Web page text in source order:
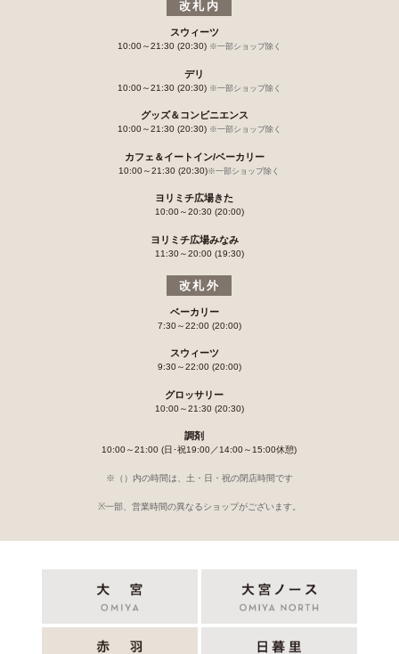
改札内
スウィーツ
10:00～21:30 (20:30) ※一部ショップ除く
デリ
10:00～21:30 (20:30) ※一部ショップ除く
グッズ＆コンビニエンス
10:00～21:30 (20:30) ※一部ショップ除く
カフェ＆イートイン/ベーカリー
10:00～21:30 (20:30)※一部ショップ除く
ヨリミチ広場きた
10:00～20:30 (20:00)
ヨリミチ広場みなみ
11:30～20:00 (19:30)
改札外
ベーカリー
7:30～22:00 (20:00)
スウィーツ
9:30～22:00 (20:00)
グロッサリー
10:00～21:30 (20:30)
調剤
10:00～21:00 (日･祝19:00／14:00～15:00休憩)
※（）内の時間は、土・日・祝の閉店時間です
※一部、営業時間の異なるショップがございます。